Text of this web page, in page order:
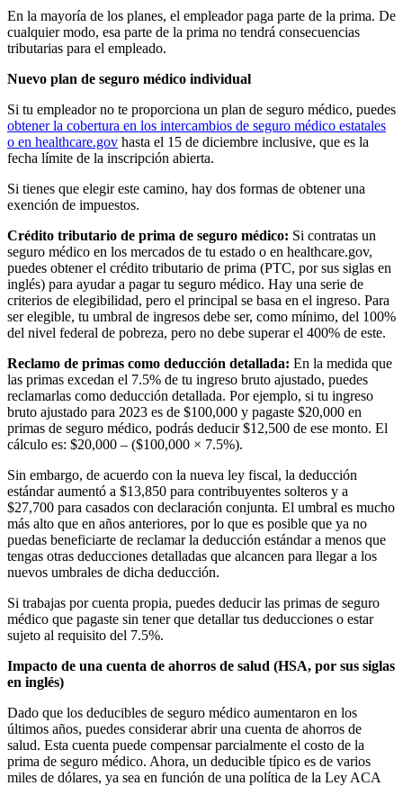
En la mayoría de los planes, el empleador paga parte de la prima. De
cualquier modo, esa parte de la prima no tendrá consecuencias
tributarias para el empleado.
Nuevo plan de seguro médico individual
Si tu empleador no te proporciona un plan de seguro médico, puedes
obtener la cobertura en los intercambios de seguro médico estatales
o en healthcare.gov hasta el 15 de diciembre inclusive, que es la
fecha límite de la inscripción abierta.
Si tienes que elegir este camino, hay dos formas de obtener una
exención de impuestos.
Crédito tributario de prima de seguro médico: Si contratas un
seguro médico en los mercados de tu estado o en healthcare.gov,
puedes obtener el crédito tributario de prima (PTC, por sus siglas en
inglés) para ayudar a pagar tu seguro médico. Hay una serie de
criterios de elegibilidad, pero el principal se basa en el ingreso. Para
ser elegible, tu umbral de ingresos debe ser, como mínimo, del 100%
del nivel federal de pobreza, pero no debe superar el 400% de este.
Reclamo de primas como deducción detallada: En la medida que
las primas excedan el 7.5% de tu ingreso bruto ajustado, puedes
reclamarlas como deducción detallada. Por ejemplo, si tu ingreso
bruto ajustado para 2023 es de $100,000 y pagaste $20,000 en
primas de seguro médico, podrás deducir $12,500 de ese monto. El
cálculo es: $20,000 – ($100,000 × 7.5%).
Sin embargo, de acuerdo con la nueva ley fiscal, la deducción
estándar aumentó a $13,850 para contribuyentes solteros y a
$27,700 para casados con declaración conjunta. El umbral es mucho
más alto que en años anteriores, por lo que es posible que ya no
puedas beneficiarte de reclamar la deducción estándar a menos que
tengas otras deducciones detalladas que alcancen para llegar a los
nuevos umbrales de dicha deducción.
Si trabajas por cuenta propia, puedes deducir las primas de seguro
médico que pagaste sin tener que detallar tus deducciones o estar
sujeto al requisito del 7.5%.
Impacto de una cuenta de ahorros de salud (HSA, por sus siglas
en inglés)
Dado que los deducibles de seguro médico aumentaron en los
últimos años, puedes considerar abrir una cuenta de ahorros de
salud. Esta cuenta puede compensar parcialmente el costo de la
prima de seguro médico. Ahora, un deducible típico es de varios
miles de dólares, ya sea en función de una política de la Ley ACA